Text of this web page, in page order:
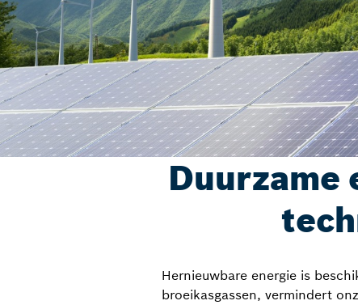
Hernieuwbare energie is
broeikasgassen, vermindert